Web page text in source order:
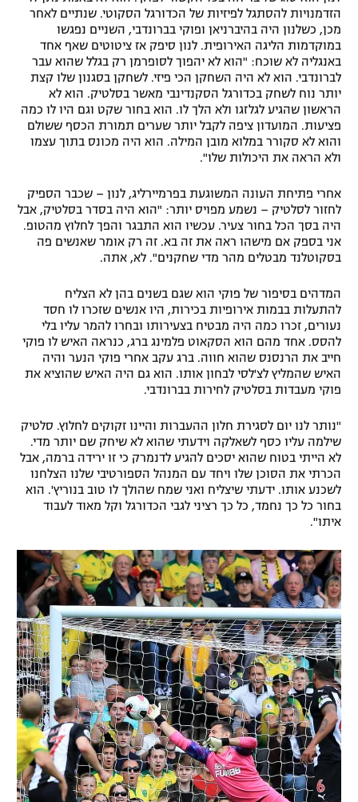
הזדמנויות להסתגל לפיזיות של הכדורגל הסקוטי. שנתיים לאחר
מכן, כשלנון היה בהיברניאן ופוקי בברונדבי, השניים נפגשו
במוקדמות הליגה האירופית. לנון סיפק אז ציטוטים שאף אחד
באנגליה לא שוכח: "הוא לא יהפוך לסופרמן רק בגלל שהוא עבר
לברונדבי. הוא לא היה השחקן הכי פיזי. לשחקן בסגנון שלו קצת
יותר נוח לשחק בכדורגל הסקנדינבי מאשר בסלטיק. הוא לא
הראשון שהגיע לגלזגו ולא הלך לו. הוא בחור שקט וגם היו לו כמה
פציעות. המועדון ציפה לקבל יותר שערים תמורת הכסף ששולם
והוא לא סקורר במלוא מובן המילה. הוא היה מכונס בתוך עצמו
ולא הראה את היכולות שלו".
אחרי פתיחת העונה המשוגעת בפרמיירליג, לנון – שכבר הספיק
לחזור לסלטיק – נשמע מפויס יותר: "הוא היה בסדר בסלטיק, אבל
היה בסך הכל בחור צעיר. עכשיו הוא התבגר והפך לחלוץ מהטופ.
אני בספק אם מישהו ראה את זה בא. זה רק אומר שאנשים פה
בסקוטלנד מבטלים מהר מדי שחקנים". לא, אתה.
המדהים בסיפור של פוקי הוא שגם בשנים בהן לא הצליח
להתעלות בבמות אירופיות בכירות, היו אנשים שזכרו לו חסד
נעורים, זכרו כמה היה מבטיח בצעירותו ובחרו להמר עליו בלי
להסס. אחד מהם הוא הסקאוט פלמינג ברג, כנראה האיש לו פוקי
חייב את הרנסנס שהוא חווה. ברג עקב אחרי פוקי הנער והיה
האיש שהמליץ לצ'לסי לבחון אותו. הוא גם היה האיש שהוציא את
פוקי מעבדות בסלטיק לחירות בברונדבי.
"נותר לנו יום לסגירת חלון ההעברות והיינו זקוקים לחלוץ. סלטיק
שילמה עליו כסף לשאלקה וידעתי שהוא לא שיחק שם יותר מדי.
לא הייתי בטוח שהוא יסכים להגיע לדנמרק כי זו ירידה ברמה, אבל
הכרתי את הסוכן שלו ויחד עם המנהל הספורטיבי שלנו הצלחנו
לשכנע אותו. ידעתי שיצליח ואני שמח שהולך לו טוב בנוריץ'. הוא
בחור כל כך נחמד, כל כך רציני לגבי הכדורגל וקל מאוד לעבוד
איתו".